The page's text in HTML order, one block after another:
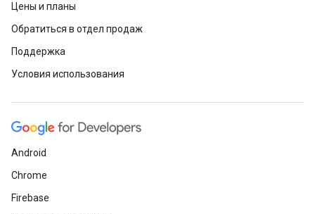
Цены и планы
Обратиться в отдел продаж
Поддержка
Условия использования
Android
Chrome
Firebase